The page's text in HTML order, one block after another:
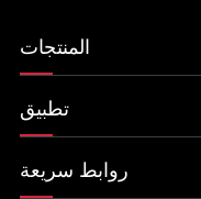
المنتجات
تطبيق
روابط سريعة